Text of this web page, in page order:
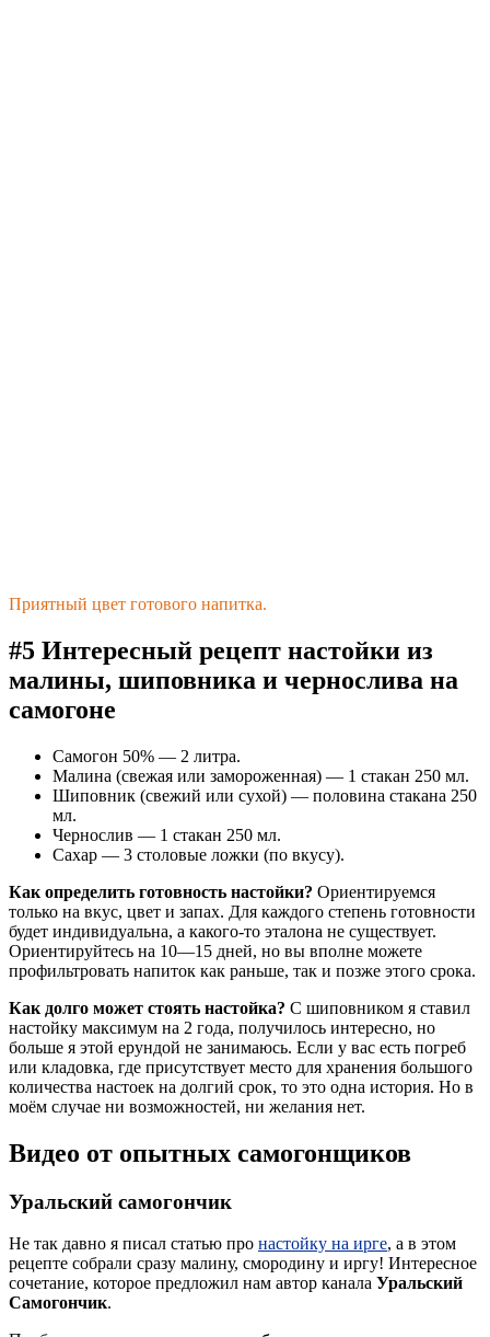
Приятный цвет готового напитка.
#5 Интересный рецепт настойки из
малины, шиповника и чернослива на
самогоне
Самогон 50% — 2 литра.
Малина (свежая или замороженная) — 1 стакан 250 мл.
Шиповник (свежий или сухой) — половина стакана 250
мл.
Чернослив — 1 стакан 250 мл.
Сахар — 3 столовые ложки (по вкусу).
Как определить готовность настойки? Ориентируемся
только на вкус, цвет и запах. Для каждого степень готовности
будет индивидуальна, а какого-то эталона не существует.
Ориентируйтесь на 10—15 дней, но вы вполне можете
профильтровать напиток как раньше, так и позже этого срока.
Как долго может стоять настойка? С шиповником я ставил
настойку максимум на 2 года, получилось интересно, но
больше я этой ерундой не занимаюсь. Если у вас есть погреб
или кладовка, где присутствует место для хранения большого
количества настоек на долгий срок, то это одна история. Но в
моём случае ни возможностей, ни желания нет.
Видео от опытных самогонщиков
Уральский самогончик
Не так давно я писал статью про настойку на ирге, а в этом
рецепте собрали сразу малину, смородину и иргу! Интересное
сочетание, которое предложил нам автор канала Уральский
Самогончик.